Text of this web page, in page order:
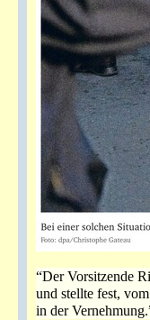
“Der Vorsitzende
und stellte fest,
in der